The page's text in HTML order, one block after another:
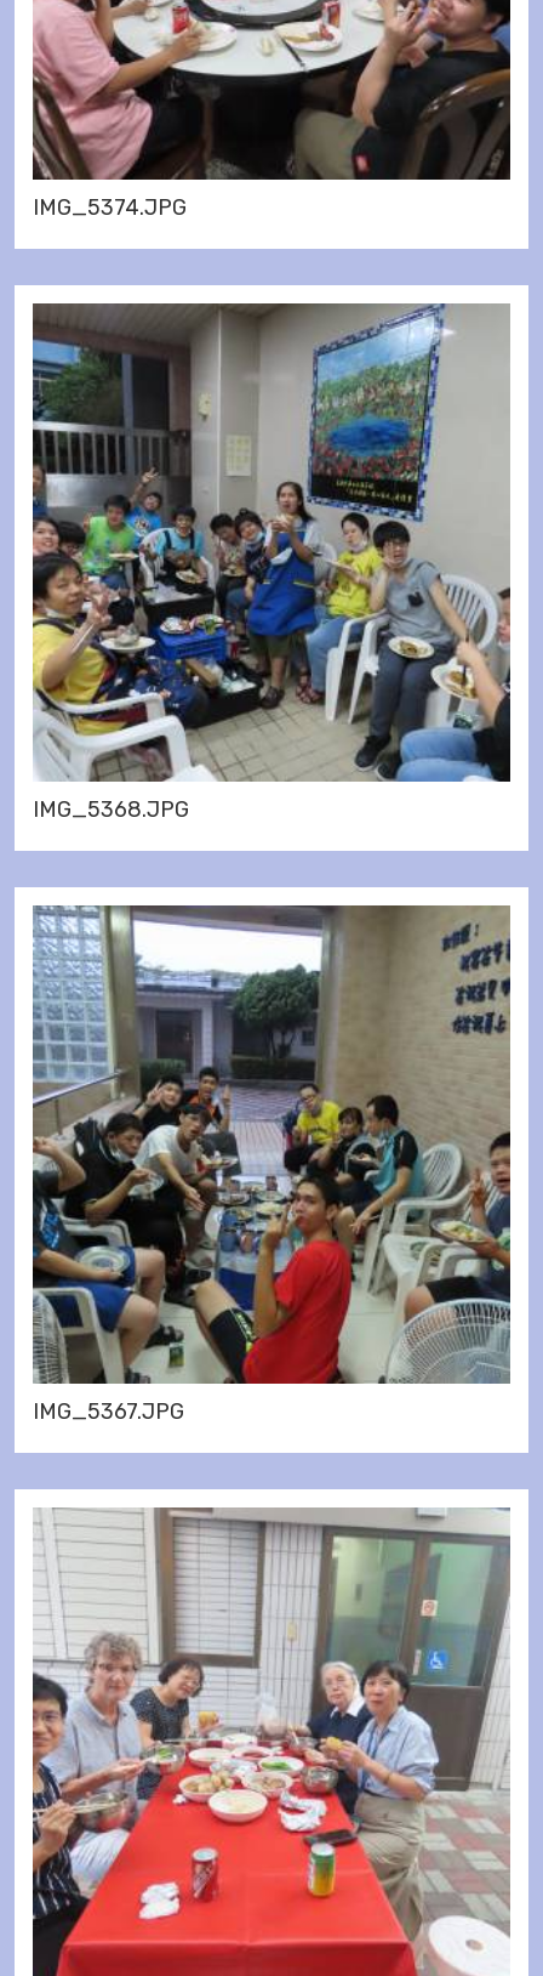
IMG_5374.JPG
IMG_5368.JPG
IMG_5367.JPG